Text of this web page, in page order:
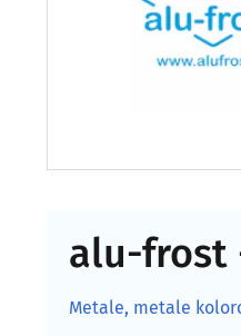
alu-frost
Metale, metale